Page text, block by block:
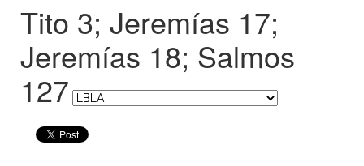
Tito 3; Jeremías 17;
Jeremías 18; Salmos
127